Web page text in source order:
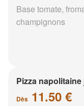
Base tomate,
champignons
Pizza
Dès 11.50 €